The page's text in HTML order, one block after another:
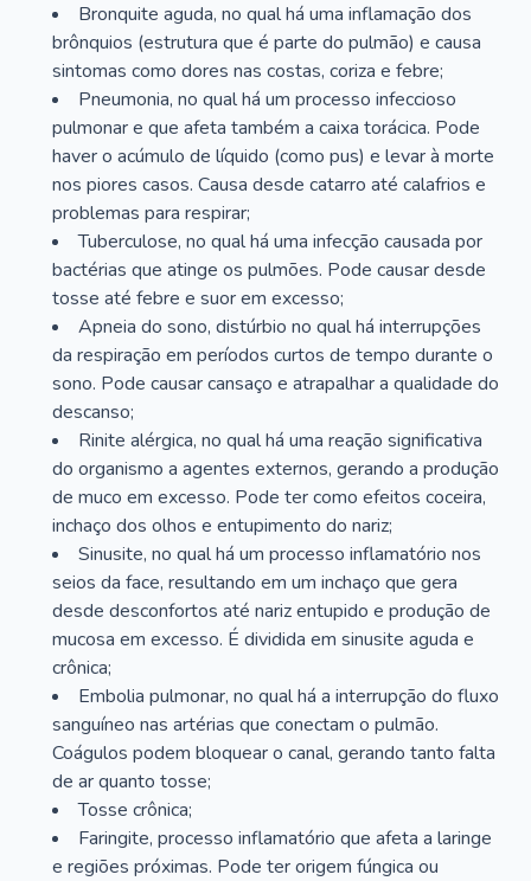
Bronquite aguda, no qual há uma inflamação dos
brônquios (estrutura que é parte do pulmão) e causa
sintomas como dores nas costas, coriza e febre;
Pneumonia, no qual há um processo infeccioso
pulmonar e que afeta também a caixa torácica. Pode
haver o acúmulo de líquido (como pus) e levar à morte
nos piores casos. Causa desde catarro até calafrios e
problemas para respirar;
Tuberculose, no qual há uma infecção causada por
bactérias que atinge os pulmões. Pode causar desde
tosse até febre e suor em excesso;
Apneia do sono, distúrbio no qual há interrupções
da respiração em períodos curtos de tempo durante o
sono. Pode causar cansaço e atrapalhar a qualidade do
descanso;
Rinite alérgica, no qual há uma reação significativa
do organismo a agentes externos, gerando a produção
de muco em excesso. Pode ter como efeitos coceira,
inchaço dos olhos e entupimento do nariz;
Sinusite, no qual há um processo inflamatório nos
seios da face, resultando em um inchaço que gera
desde desconfortos até nariz entupido e produção de
mucosa em excesso. É dividida em sinusite aguda e
crônica;
Embolia pulmonar, no qual há a interrupção do fluxo
sanguíneo nas artérias que conectam o pulmão.
Coágulos podem bloquear o canal, gerando tanto falta
de ar quanto tosse;
Tosse crônica;
Faringite, processo inflamatório que afeta a laringe
e regiões próximas. Pode ter origem fúngica ou